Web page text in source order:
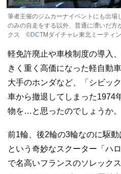
筆者主催のジムカーナイベントにも出場
のみの自走をする以外、普通に漕いだ方
クス ©DCTMダイチャレ東北ミーティ
軽免許廃止や車検制度の導入
きく重く高価になった軽自動
大手のホンダなど、「シビッ
車から撤退してしまった1974
物を…と思ったのでしょうか。
前1輪、後2輪の3輪なのに駆
という奇妙なスクーター「ハ
で名高いフランスのソレック